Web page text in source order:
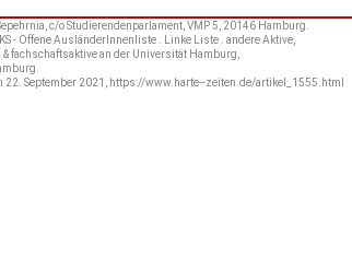
c/o Studierendenparlament, VMP 5, 20146 Hamburg.
- Offene AusländerInnenliste . Linke Liste . andere Aktive,
fachschaftsaktive an der Universität Hamburg,
22. September 2021, https://www.harte--zeiten.de/artikel_1555.html